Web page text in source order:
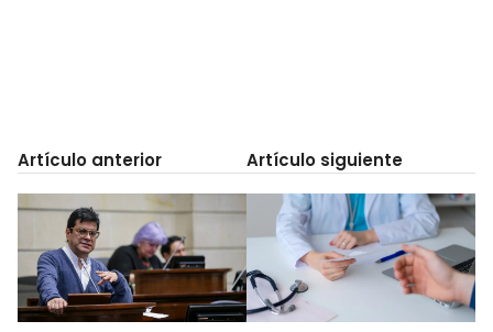
Artículo anterior Artículo siguiente